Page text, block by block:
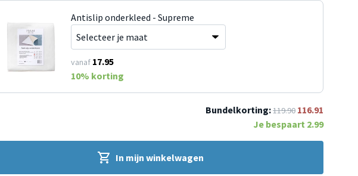
Antislip onderkleed - Supreme
vanaf 17.95
10% korting
Bundelkorting:119.90 116.91
Je bespaart 2.99
In mijn winkelwagen